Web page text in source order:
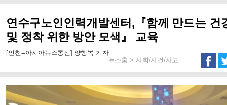
연수구노인인력개발센터,『함께 만드는 건
및 정착 위한 방안 모색』 교육
[인천=아시아뉴스통신] 양행복 기자
뉴스홈 > 사회/사건/사고